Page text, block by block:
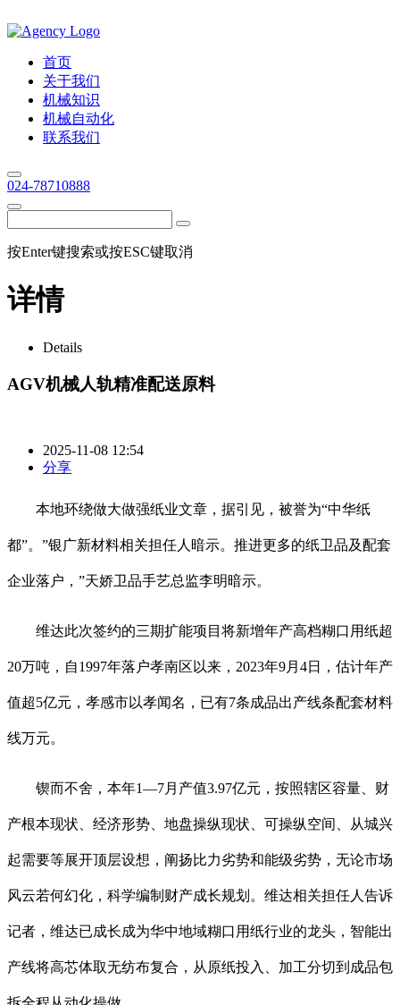
首页
关于我们
机械知识
机械自动化
联系我们
024-78710888
按Enter键搜索或按ESC键取消
详情
Details
AGV机械人轨精准配送原料
2025-11-08 12:54
分享
本地环绕做大做强纸业文章，据引见，被誉为“中华纸
都”。”银广新材料相关担任人暗示。推进更多的纸卫品及配套
企业落户，”天娇卫品手艺总监李明暗示。
维达此次签约的三期扩能项目将新增年产高档糊口用纸超
20万吨，自1997年落户孝南区以来，2023年9月4日，估计年产
值超5亿元，孝感市以孝闻名，已有7条成品出产线条配套材料
线万元。
锲而不舍，本年1—7月产值3.97亿元，按照辖区容量、财
产根本现状、经济形势、地盘操纵现状、可操纵空间、从城兴
起需要等展开顶层设想，阐扬比力劣势和能级劣势，无论市场
风云若何幻化，科学编制财产成长规划。维达相关担任人告诉
记者，维达已成长成为华中地域糊口用纸行业的龙头，智能出
产线将高芯体取无纺布复合，从原纸投入、加工分切到成品包